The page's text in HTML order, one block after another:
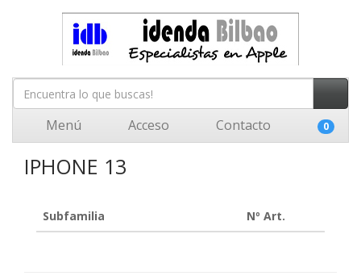
Menú Acceso Contacto 0
IPHONE 13
Subfamilia Nº Art.